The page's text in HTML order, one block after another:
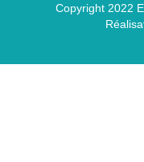
Copyright 2022